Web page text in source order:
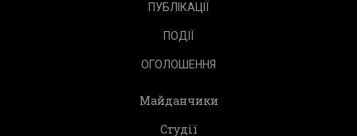
ПУБЛІКАЦІЇ
ПОДІЇ
ОГОЛОШЕННЯ
Майданчики
Студії